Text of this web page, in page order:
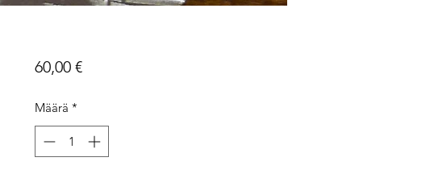
60,00 €Hinta
Määrä *